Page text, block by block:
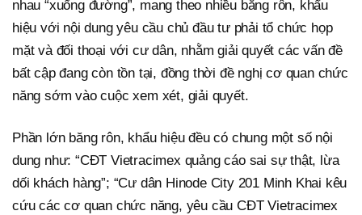
nhau “xuống đường”, mang theo nhiều băng rôn, khẩu
hiệu với nội dung yêu cầu chủ đầu tư phải tổ chức họp
mặt và đối thoại với cư dân, nhằm giải quyết các vấn đề
bất cập đang còn tồn tại, đồng thời đề nghị cơ quan chức
năng sớm vào cuộc xem xét, giải quyết.
Phần lớn băng rôn, khẩu hiệu đều có chung một số nội
dung như: “CĐT Vietracimex quảng cáo sai sự thật, lừa
dối khách hàng”; “Cư dân Hinode City 201 Minh Khai kêu
cứu các cơ quan chức năng, yêu cầu CĐT Vietracimex